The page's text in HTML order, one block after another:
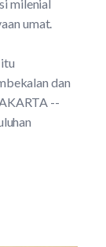
milenial
umat.
dan
--